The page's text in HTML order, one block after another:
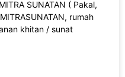
SUNATAN ( Pakal,
rumah
khitan / sunat